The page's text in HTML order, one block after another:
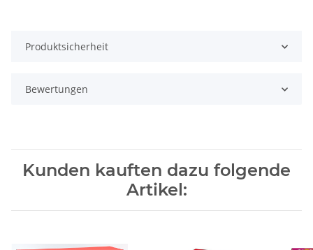
Produktsicherheit
Bewertungen
Kunden kauften dazu folgende
Artikel: